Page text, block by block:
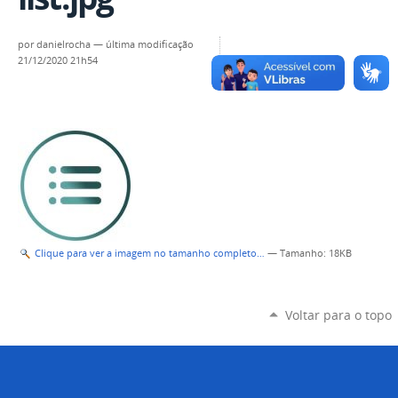
pordanielrocha — última modificação
21/12/2020 21h54
Clique para ver a imagem no tamanho completo… — Tamanho: 18KB
Voltar para o topo